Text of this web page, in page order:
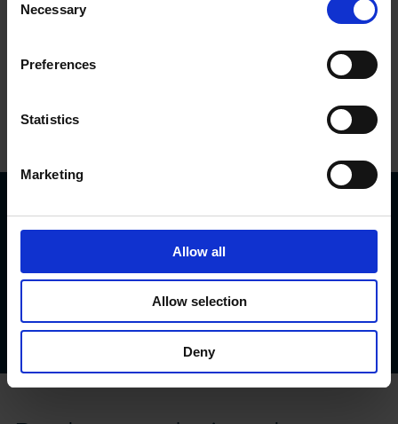
Selection
Necessary
Preferences
Statistics
Marketing
Allow all
Allow selection
Deny
Encapsulation level
Descargar
Datasheet PRSS
Manual PRSS
Connectors & cables
Flyer shielding connection